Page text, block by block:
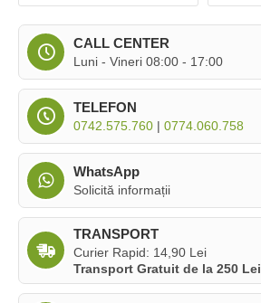
CALL CENTER
Luni - Vineri 08:00 - 17:00
TELEFON
0742.575.760 | 0774.060.758
WhatsApp
Solicită informații
TRANSPORT
Curier Rapid: 14,90 Lei
Transport Gratuit de la 250 Lei